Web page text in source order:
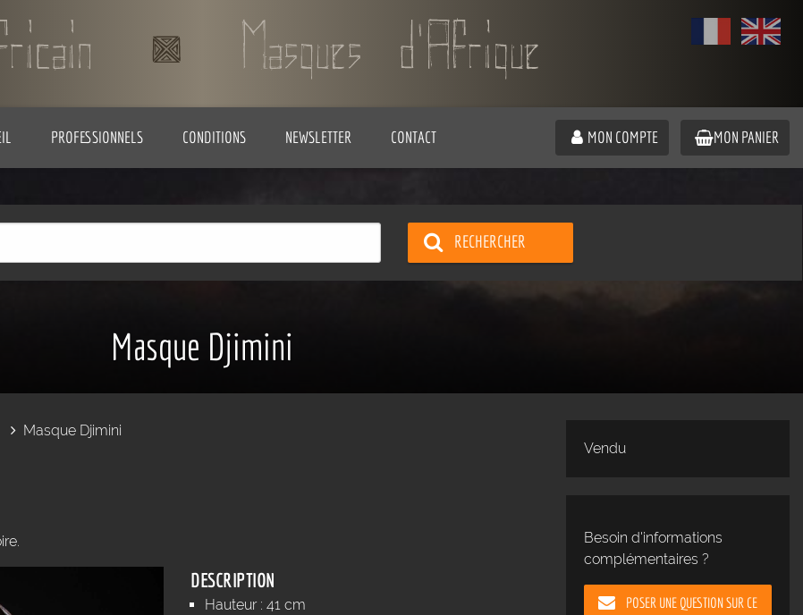
PROFESSIONNELS CONDITIONS NEWSLETTER CONTACT MON COMPTE MON PANIER
RECHERCHER
Masque Djimini
Masque Djimini
DESCRIPTION
Hauteur : 41 cm
Vendu
Besoin d'informations
complémentaires ?
POSER UNE QUESTION SUR CE